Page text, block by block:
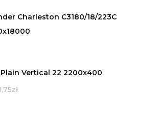
Charleston C3180/18/223C
Plain Vertical 22 2200x400
zł